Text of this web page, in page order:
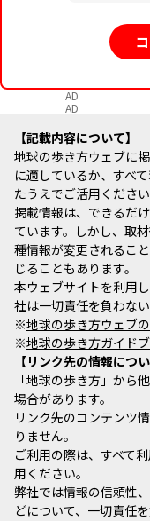
AD
AD
記載内容について
地球の歩き方ウェブに
に適しているか、すべ
たうえでご活用ください
掲載情報は、できるだ
ています。しかし、取
種情報が変更されるこ
じることもあります。
本ウェブサイトを利用
社は一切責任を負わない
※地球の歩き方ウェブ
※地球の歩き方ガイド
リンク先の情報につ
「地球の歩き方」から
場合があります。
リンク先のコンテンツ
りません。
ご利用の際は、すべて
用ください。
弊社では情報の信頼性
どについて、一切責任